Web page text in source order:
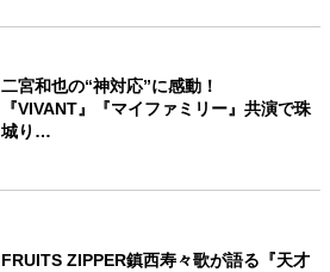
二宮和也の“神対応”に感動！
『VIVANT』『マイファミリー』共演で珠
城り…
FRUITS ZIPPER鎮西寿々歌が語る『天才